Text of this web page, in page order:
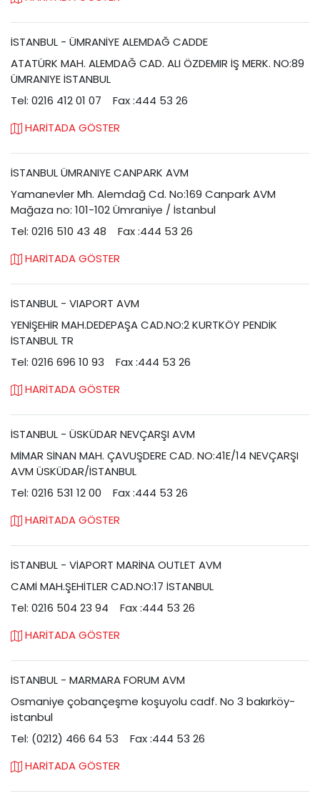
İSTANBUL - ÜMRANİYE ALEMDAĞ CADDE
ATATÜRK MAH. ALEMDAĞ CAD. ALI ÖZDEMIR İŞ MERK. NO:89
ÜMRANIYE İSTANBUL
Tel: 0216 412 01 07
Fax :444 53 26
HARİTADA GÖSTER
İSTANBUL ÜMRANIYE CANPARK AVM
Yamanevler Mh. Alemdağ Cd. No:169 Canpark AVM
Mağaza no: 101-102 Ümraniye / İstanbul
Tel: 0216 510 43 48
Fax :444 53 26
HARİTADA GÖSTER
İSTANBUL - VIAPORT AVM
YENİŞEHİR MAH.DEDEPAŞA CAD.NO:2 KURTKÖY PENDİK
İSTANBUL TR
Tel: 0216 696 10 93
Fax :444 53 26
HARİTADA GÖSTER
İSTANBUL - ÜSKÜDAR NEVÇARŞI AVM
MİMAR SİNAN MAH. ÇAVUŞDERE CAD. NO:41E/14 NEVÇARŞI
AVM ÜSKÜDAR/İSTANBUL
Tel: 0216 531 12 00
Fax :444 53 26
HARİTADA GÖSTER
İSTANBUL - VİAPORT MARİNA OUTLET AVM
CAMİ MAH.ŞEHİTLER CAD.NO:17 İSTANBUL
Tel: 0216 504 23 94
Fax :444 53 26
HARİTADA GÖSTER
İSTANBUL - MARMARA FORUM AVM
Osmaniye çobançeşme koşuyolu cadf. No 3 bakırköy-
istanbul
Tel: (0212) 466 64 53
Fax :444 53 26
HARİTADA GÖSTER